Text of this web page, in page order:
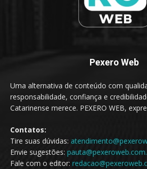
Pexero Web
Uma alternativa de conteúdo com
responsabilidade, confiança e
Catarinense merece. PEXERO WEB,
Contatos:
Tire suas dúvidas:
Envie sugestões:
Fale com o editor: